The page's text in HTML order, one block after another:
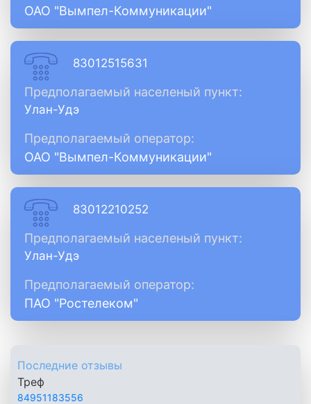
ОАО "Вымпел-Коммуникации"
83012515631
Предполагаемый населеный пункт:
Улан-Удэ
Предполагаемый оператор:
ОАО "Вымпел-Коммуникации"
83012210252
Предполагаемый населеный пункт:
Улан-Удэ
Предполагаемый оператор:
ПАО "Ростелеком"
Последние отзывы
Треф
84951183556